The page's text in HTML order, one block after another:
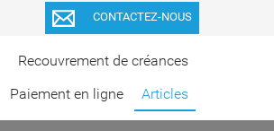
Recouvrement de créances
Paiement en ligne Articles
CONTACTEZ-NOUS